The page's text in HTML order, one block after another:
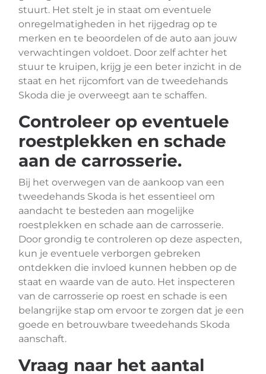
stuurt. Het stelt je in staat om eventuele
onregelmatigheden in het rijgedrag op te
merken en te beoordelen of de auto aan jouw
verwachtingen voldoet. Door zelf achter het
stuur te kruipen, krijg je een beter inzicht in de
staat en het rijcomfort van de tweedehands
Skoda die je overweegt aan te schaffen.
Controleer op eventuele
roestplekken en schade
aan de carrosserie.
Bij het overwegen van de aankoop van een
tweedehands Skoda is het essentieel om
aandacht te besteden aan mogelijke
roestplekken en schade aan de carrosserie.
Door grondig te controleren op deze aspecten,
kun je eventuele verborgen gebreken
ontdekken die invloed kunnen hebben op de
staat en waarde van de auto. Het inspecteren
van de carrosserie op roest en schade is een
belangrijke stap om ervoor te zorgen dat je een
goede en betrouwbare tweedehands Skoda
aanschaft.
Vraag naar het aantal